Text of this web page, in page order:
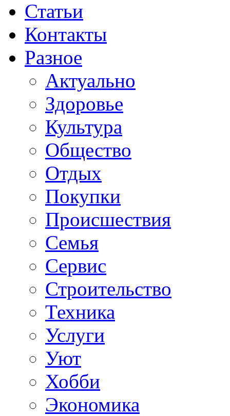
Статьи
Контакты
Разное
Актуально
Здоровье
Культура
Общество
Отдых
Покупки
Происшествия
Семья
Сервис
Строительство
Техника
Услуги
Уют
Хобби
Экономика